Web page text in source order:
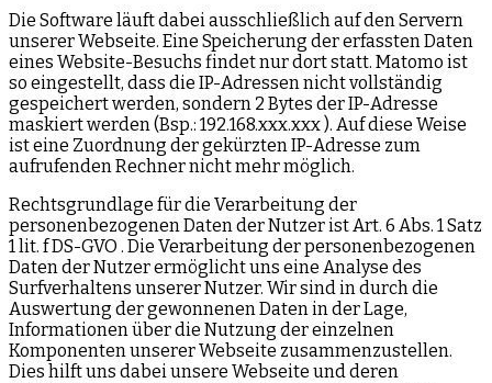
Die Software läuft dabei ausschließlich auf den Servern
unserer Webseite. Eine Speicherung der erfassten Daten
eines Website-Besuchs findet nur dort statt. Matomo ist
so eingestellt, dass die IP-Adressen nicht vollständig
gespeichert werden, sondern 2 Bytes der IP-Adresse
maskiert werden (Bsp.: 192.168.xxx.xxx ). Auf diese Weise
ist eine Zuordnung der gekürzten IP-Adresse zum
aufrufenden Rechner nicht mehr möglich.
Rechtsgrundlage für die Verarbeitung der
personenbezogenen Daten der Nutzer ist Art. 6 Abs. 1 Satz
1 lit. f DS-GVO . Die Verarbeitung der personenbezogenen
Daten der Nutzer ermöglicht uns eine Analyse des
Surfverhaltens unserer Nutzer. Wir sind in durch die
Auswertung der gewonnenen Daten in der Lage,
Informationen über die Nutzung der einzelnen
Komponenten unserer Webseite zusammenzustellen.
Dies hilft uns dabei unsere Webseite und deren